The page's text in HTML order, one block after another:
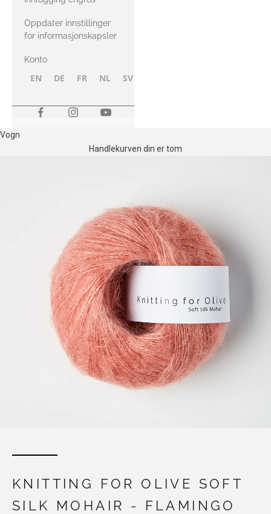
Oppdater innstillinger
for informasjonskapsler
Konto
EN DE FR NL SV
Vogn
Handlekurven din er tom
KNITTING FOR OLIVE SOFT
SILK MOHAIR - FLAMINGO